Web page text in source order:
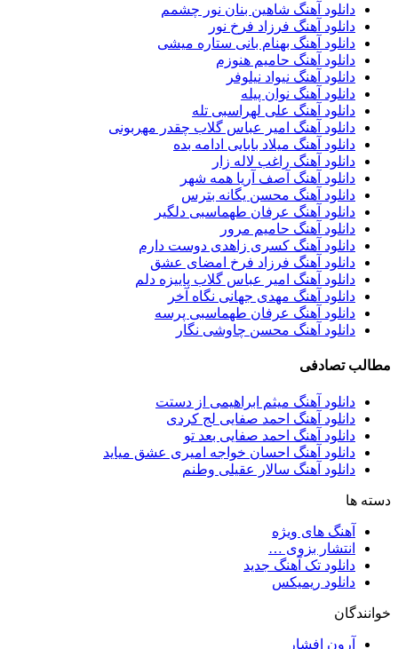
دانلود آهنگ شاهین بنان نور چشمم
دانلود آهنگ فرزاد فرخ نور
دانلود آهنگ بهنام بانی ستاره میشی
دانلود آهنگ حامیم هنوزم
دانلود آهنگ نیواد نیلوفر
دانلود آهنگ نوان پیله
دانلود آهنگ علی لهراسبی تله
دانلود آهنگ امیر عباس گلاب چقدر مهربونی
دانلود آهنگ میلاد بابایی ادامه بده
دانلود آهنگ راغب لاله زار
دانلود آهنگ آصف آریا همه شهر
دانلود آهنگ محسن یگانه بترس
دانلود آهنگ عرفان طهماسبی دلگیر
دانلود آهنگ حامیم مرور
دانلود آهنگ کسری زاهدی دوست دارم
دانلود آهنگ فرزاد فرخ امضای عشق
دانلود آهنگ امیر عباس گلاب پاییزه دلم
دانلود آهنگ مهدی جهانی نگاه آخر
دانلود آهنگ عرفان طهماسبی پرسه
دانلود آهنگ محسن چاوشی نگار
مطالب تصادفی
دانلود آهنگ میثم ابراهیمی از دستت
دانلود آهنگ احمد صفایی لج کردی
دانلود آهنگ احمد صفایی بعد تو
دانلود آهنگ احسان خواجه امیری عشق میاید
دانلود آهنگ سالار عقیلی وطنم
دسته ها
آهنگ های ویژه
انتشار بزوی …
دانلود تک آهنگ جدید
دانلود ریمیکس
خوانندگان
آرون افشار